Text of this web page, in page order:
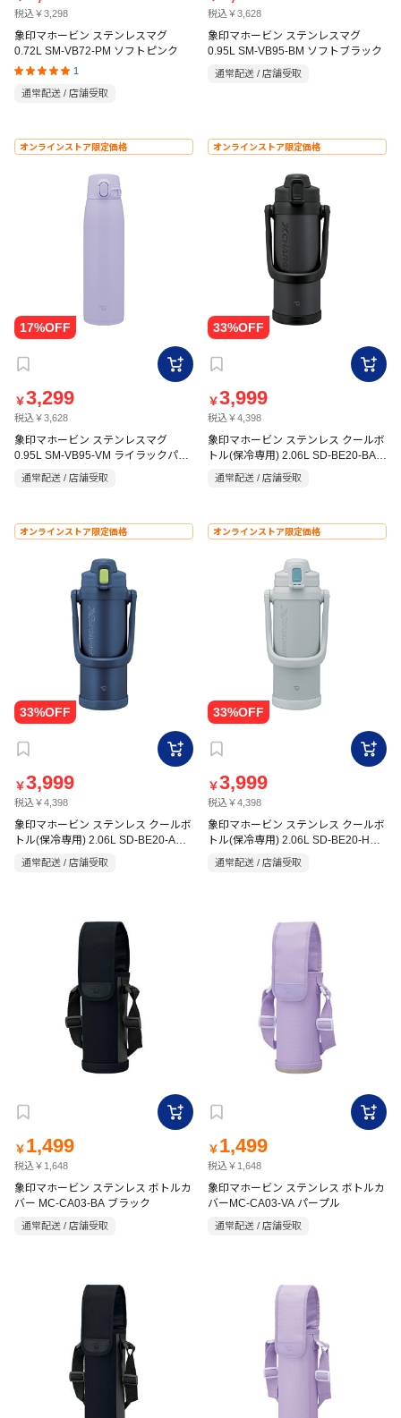
税込￥3,298
象印マホービン ステンレスマグ
0.72L SM-VB72-PM ソフトピンク
1
通常配送 / 店舗受取
税込￥3,628
象印マホービン ステンレスマグ
0.95L SM-VB95-BM ソフトブラック
通常配送 / 店舗受取
オンラインストア限定価格
￥3,299
税込￥3,628
象印マホービン ステンレスマグ
0.95L SM-VB95-VM ライラックパー
プル
通常配送 / 店舗受取
オンラインストア限定価格
￥3,999
税込￥4,398
象印マホービン ステンレス クールボ
トル(保冷専用) 2.06L SD-BE20-BA
ブラック
通常配送 / 店舗受取
オンラインストア限定価格
￥3,999
税込￥4,398
象印マホービン ステンレス クールボ
トル(保冷専用) 2.06L SD-BE20-AD
ネイビー
通常配送 / 店舗受取
オンラインストア限定価格
￥3,999
税込￥4,398
象印マホービン ステンレス クールボ
トル(保冷専用) 2.06L SD-BE20-HA
グレー
通常配送 / 店舗受取
￥ 1,499
税込￥1,648
象印マホービン ステンレス ボトルカ
バー MC-CA03-BA ブラック
通常配送 / 店舗受取
￥ 1,499
税込￥1,648
象印マホービン ステンレス ボトルカ
バーMC-CA03-VA パープル
通常配送 / 店舗受取